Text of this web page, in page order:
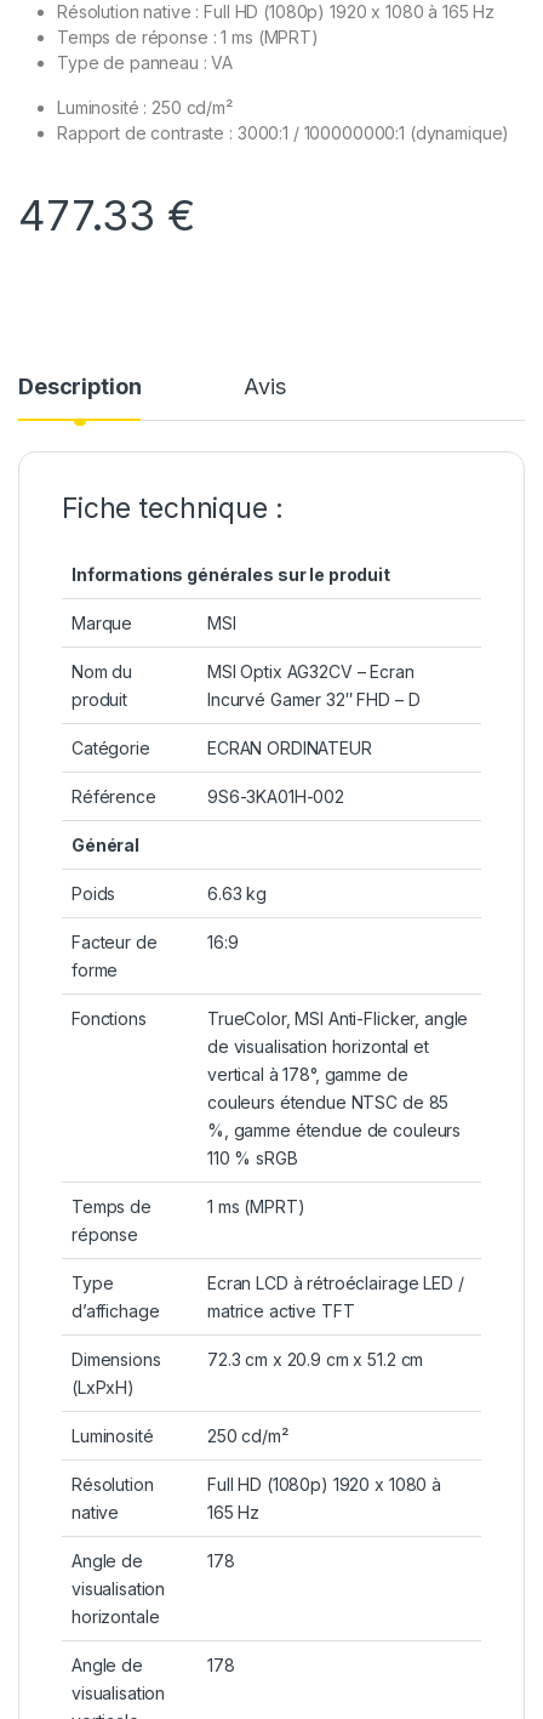
Résolution native : Full HD (1080p) 1920 x 1080 à 165 Hz
Temps de réponse : 1 ms (MPRT)
Type de panneau : VA
Luminosité : 250 cd/m²
Rapport de contraste : 3000:1 / 100000000:1 (dynamique)
477.33 €
Description Avis
Fiche technique :
Informations générales sur le produit
Marque MSI
Nom du
produit
MSI Optix AG32CV – Ecran
Incurvé Gamer 32″ FHD – D
Catégorie ECRAN ORDINATEUR
Référence 9S6-3KA01H-002
Général
Poids 6.63 kg
Facteur de
forme
16:9
Fonctions
TrueColor, MSI Anti-Flicker, angle
de visualisation horizontal et
vertical à 178°, gamme de
couleurs étendue NTSC de 85
%, gamme étendue de couleurs
110 % sRGB
Temps de
réponse
1 ms (MPRT)
Type
d’affichage
Ecran LCD à rétroéclairage LED /
matrice active TFT
Dimensions
(LxPxH)
72.3 cm x 20.9 cm x 51.2 cm
Luminosité 250 cd/m²
Résolution
native
Full HD (1080p) 1920 x 1080 à
165 Hz
Angle de
visualisation
horizontale
178
Angle de
visualisation
178